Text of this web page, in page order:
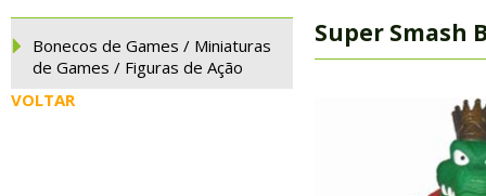
Bonecos de Games / Miniaturas
de Games / Figuras de Ação
VOLTAR
Super Smash